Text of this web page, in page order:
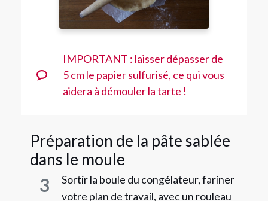
IMPORTANT : laisser dépasser de
5 cm le papier sulfurisé, ce qui vous
aidera à démouler la tarte !
Préparation de la pâte sablée
dans le moule
3
Sortir la boule du congélateur, fariner
votre plan de travail, avec un rouleau